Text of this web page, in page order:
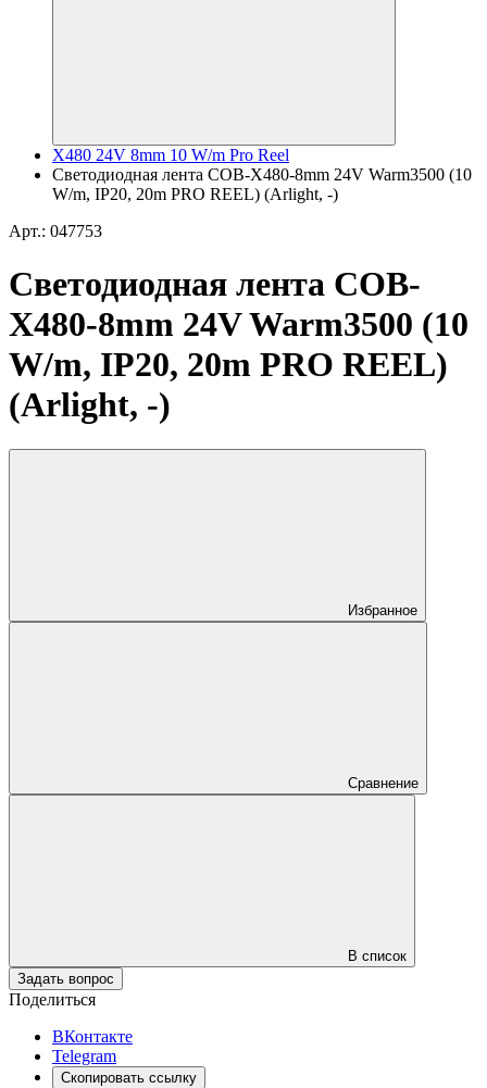
X480 24V 8mm 10 W/m Pro Reel
Светодиодная лента COB-X480-8mm 24V Warm3500 (10
W/m, IP20, 20m PRO REEL) (Arlight, -)
Арт.: 047753
Светодиодная лента COB-
X480-8mm 24V Warm3500 (10
W/m, IP20, 20m PRO REEL)
(Arlight, -)
Избранное
Сравнение
В список
Задать вопрос
Поделиться
ВКонтакте
Telegram
Скопировать ссылку